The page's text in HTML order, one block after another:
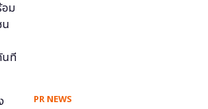
PR NEWS